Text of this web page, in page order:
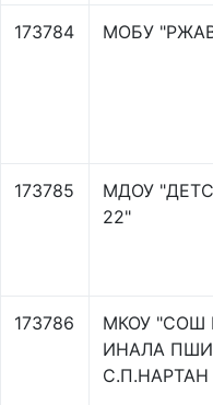
173784 МОБУ
173785
МДОУ
22"
173786
МКОУ
ИНАЛА
С.П.НАРТАН